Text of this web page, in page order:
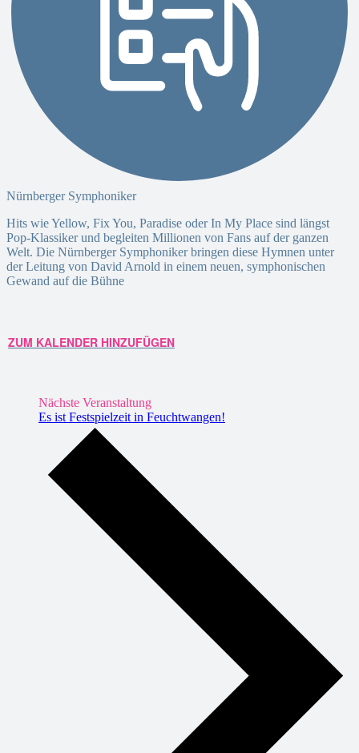
Nürnberger Symphoniker
Hits wie Yellow, Fix You, Paradise oder In My Place sind längst
Pop-Klassiker und begleiten Millionen von Fans auf der ganzen
Welt. Die Nürnberger Symphoniker bringen diese Hymnen unter
der Leitung von David Arnold in einem neuen, symphonischen
Gewand auf die Bühne
ZUM KALENDER HINZUFÜGEN
Nächste Veranstaltung
Es ist Festspielzeit in Feuchtwangen!